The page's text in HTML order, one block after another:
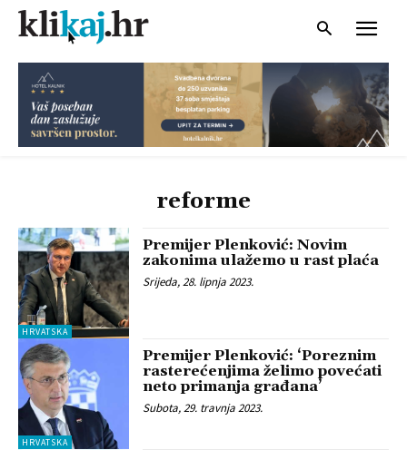
reforme
HRVATSKA
Premijer Plenković: Novim
zakonima ulažemo u rast plaća
Srijeda, 28. lipnja 2023.
HRVATSKA
Premijer Plenković: ‘Poreznim
rasterećenjima želimo povećati
neto primanja građana’
Subota, 29. travnja 2023.